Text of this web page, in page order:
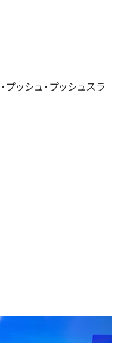
ッシュ・プッシュスラ